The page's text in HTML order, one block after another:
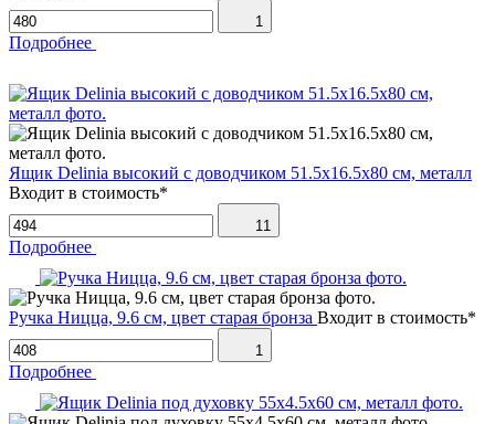
1
Подробнее
Ящик Delinia высокий с доводчиком 51.5х16.5х80 см, металл
Входит в стоимость*
11
Подробнее
Ручка Ницца, 9.6 см, цвет старая бронза Входит в стоимость*
1
Подробнее